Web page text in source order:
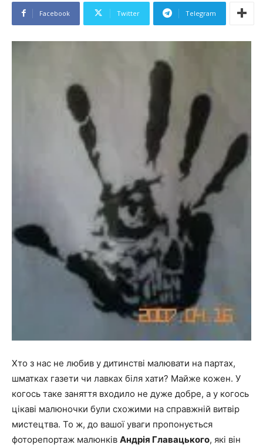
Facebook Twitter Telegram
Хто з нас не любив у дитинстві малювати на партах,
шматках газети чи лавках біля хати? Майже кожен. У
когось таке заняття входило не дуже добре, а у когось
цікаві малюночки були схожими на справжній витвір
мистецтва. То ж, до вашої уваги пропонується
фоторепортаж малюнків Андрія Главацького, які він